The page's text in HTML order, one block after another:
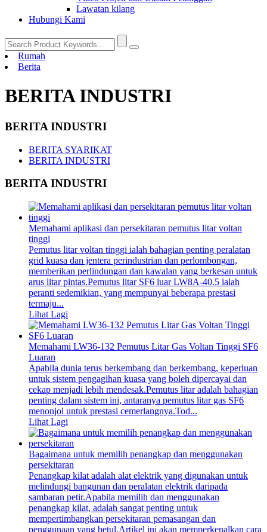
Lawatan kilang
Hubungi Kami
Rumah
Berita
BERITA INDUSTRI
BERITA INDUSTRI
BERITA SYARIKAT
BERITA INDUSTRI
BERITA INDUSTRI
Memahami aplikasi dan persekitaran pemutus litar voltan
tinggi
Pemutus litar voltan tinggi ialah bahagian penting peralatan
grid kuasa dan jentera perindustrian dan perlombongan,
memberikan perlindungan dan kawalan yang berkesan untuk
arus litar pintas.Pemutus litar SF6 luar LW8A-40.5 ialah
peranti sedemikian, yang mempunyai beberapa prestasi
termaju...
Lihat Lagi
Memahami LW36-132 Pemutus Litar Gas Voltan Tinggi SF6
Luaran
Apabila dunia terus berkembang dan berkembang, keperluan
untuk sistem pengagihan kuasa yang boleh dipercayai dan
cekap menjadi lebih mendesak.Pemutus litar adalah bahagian
penting dalam sistem ini, antaranya pemutus litar gas SF6
menonjol untuk prestasi cemerlangnya.Tod...
Lihat Lagi
Bagaimana untuk memilih penangkap dan menggunakan
persekitaran
Penangkap kilat adalah alat elektrik yang digunakan untuk
melindungi bangunan dan peralatan elektrik daripada
sambaran petir.Apabila memilih dan menggunakan
penangkap kilat, adalah sangat penting untuk
mempertimbangkan persekitaran pemasangan dan
penggunaan yang betul.Artikel ini akan memperkenalkan cara